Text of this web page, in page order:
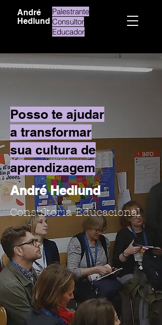
André
Hedlund
Palestrante
Consultor
Educador
Posso te ajudar
a transformar
sua cultura de
aprendizagem
André Hedlund
Consultoria Educacional